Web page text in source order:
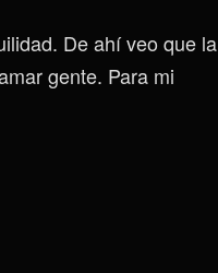
De ahí veo que la
gente. Para mi